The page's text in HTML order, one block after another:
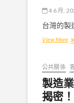
對
策
略
是
台
灣
企
業
該
4 6 月,
台灣的製
View More製
從
傳
統
產
業
公共關係
製造
揭密！